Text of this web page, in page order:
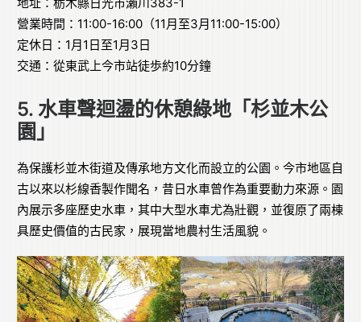
營業時間：11:00-16:00（11月至3月11:00-15:00）
定休日：1月1日至1月3日
交通：從東武上今市站徒歩約10分鐘
5. 水車聲迴盪的休憩綠地「杉並木公
園」
為保護杉並木街道及傳承地方文化而設立的公園。今市地區自
古以來以杉線香製作聞名，昔日水車曾作為重要動力來源。園
內展示多座歷史水車，其中大型水車尤為壯觀，並復原了兩棟
具歷史價值的古民家，展現當地農村生活風貌。